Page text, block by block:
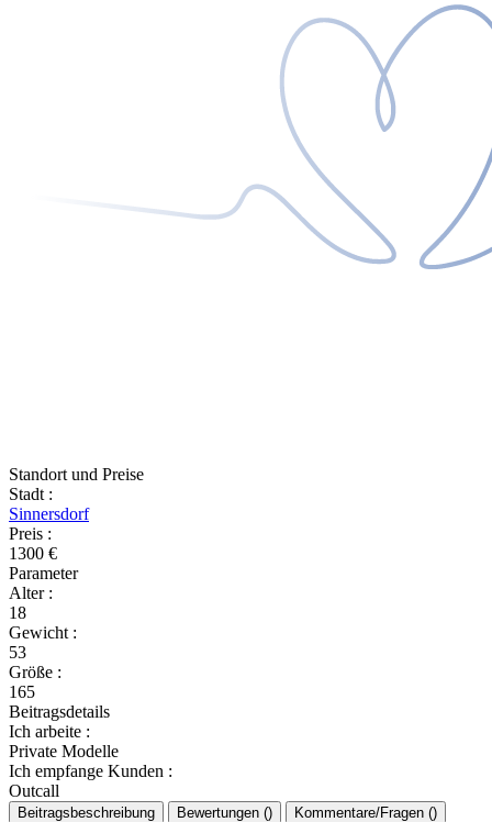
Standort und Preise
Stadt :
Sinnersdorf
Preis :
1300 €
Parameter
Alter :
18
Gewicht :
53
Größe :
165
Beitragsdetails
Ich arbeite :
Private Modelle
Ich empfange Kunden :
Outcall
Beitragsbeschreibung Bewertungen () Kommentare/Fragen ()